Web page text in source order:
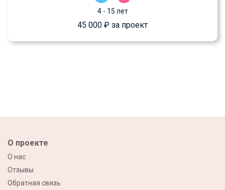
4 - 15 лет
45 000 ₽ за проект
О проекте
О нас
Отзывы
Обратная связь